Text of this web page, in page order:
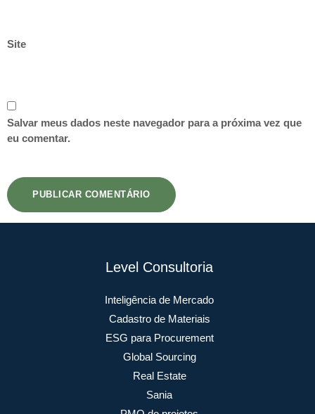
Site
Salvar meus dados neste navegador para a próxima vez que
eu comentar.
Level Consultoria
Inteligência de Mercado
Cadastro de Materiais
ESG para Procurement
Global Sourcing
Real Estate
Sania